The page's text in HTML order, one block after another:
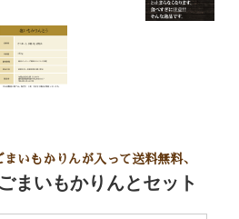
いもかりんが入って送料無料、
まいもかりんとセット